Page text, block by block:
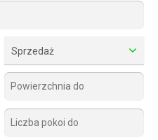
Sprzedaż